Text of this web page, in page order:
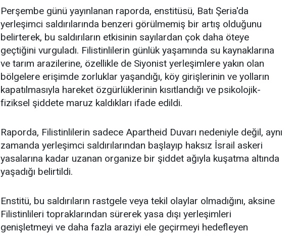
Perşembe günü yayınlanan raporda, enstitüsü, Batı Şeria'da
yerleşimci saldırılarında benzeri görülmemiş bir artış olduğunu
belirterek, bu saldırıların etkisinin sayılardan çok daha öteye
geçtiğini vurguladı. Filistinlilerin günlük yaşamında su kaynaklarına
ve tarım arazilerine, özellikle de Siyonist yerleşimlere yakın olan
bölgelere erişimde zorluklar yaşandığı, köy girişlerinin ve yolların
kapatılmasıyla hareket özgürlüklerinin kısıtlandığı ve psikolojik-
fiziksel şiddete maruz kaldıkları ifade edildi.
Raporda, Filistinlilerin sadece Apartheid Duvarı nedeniyle değil, aynı
zamanda yerleşimci saldırılarından başlayıp haksız İsrail askeri
yasalarına kadar uzanan organize bir şiddet ağıyla kuşatma altında
yaşadığı belirtildi.
Enstitü, bu saldırıların rastgele veya tekil olaylar olmadığını, aksine
Filistinlileri topraklarından sürerek yasa dışı yerleşimleri
genişletmeyi ve daha fazla araziyi ele geçirmeyi hedefleyen